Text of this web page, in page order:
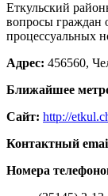
Еткульский
вопросы граждан
процессуальных
Адрес: 456560,
Ближайшее
Сайт: http://
Контактный
Номера